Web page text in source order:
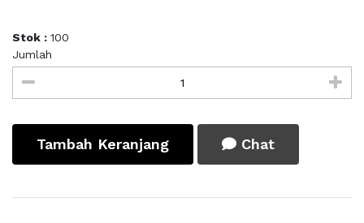
Stok : 100
Jumlah
Tambah Keranjang Chat